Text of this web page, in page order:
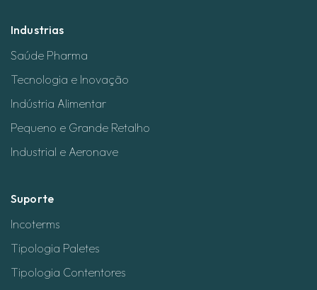
Industrias
Saúde Pharma
Tecnologia e Inovação
Indústria Alimentar
Pequeno e Grande Retalho
Industrial e Aeronave
Suporte
Incoterms
Tipologia Paletes
Tipologia Contentores